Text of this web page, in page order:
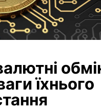
їхнього